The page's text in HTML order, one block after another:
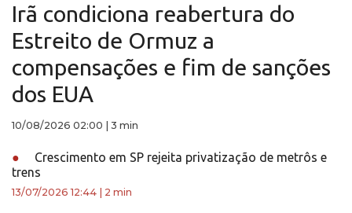
Irã condiciona reabertura do
Estreito de Ormuz a
compensações e fim de sanções
dos EUA
10/08/2026 02:00 3 min
●
Crescimento em SP rejeita privatização de metrôs e
trens
13/07/2026 12:44 2 min